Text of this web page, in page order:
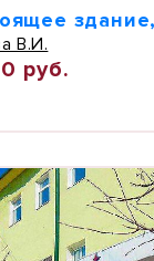
В.И.
руб.